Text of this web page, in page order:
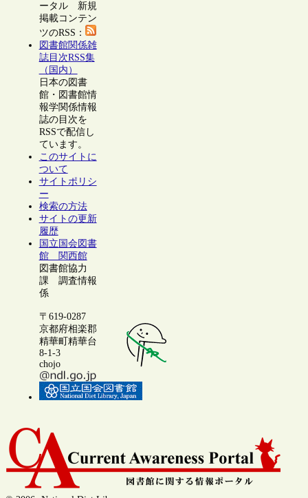
ータル 新規
掲載コンテン
ツのRSS：
図書館関係雑
誌目次RSS集
（国内）
日本の図書
館・図書館情
報学関係情報
誌の目次を
RSSで配信し
ています。
このサイトに
ついて
サイトポリシ
ー
検索の方法
サイトの更新
履歴
国立国会図書
館 関西館
図書館協力
課 調査情報
係
〒619-0287
京都府相楽郡
精華町精華台
8-1-3
chojo